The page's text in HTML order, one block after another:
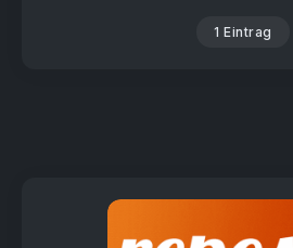
1 Eintrag